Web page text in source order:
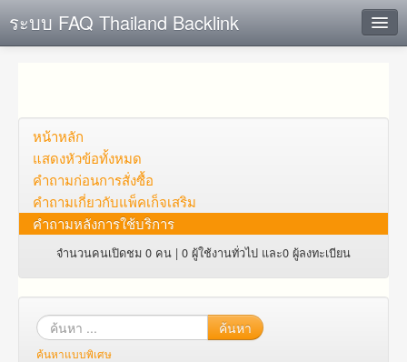
ระบบ FAQ Thailand Backlink
ตั้งคำถาม
ดูคำถาม
คุณต้องการที่จะลงทะเบียนหรือไม่?
Login
หน้าหลัก
แสดงหัวข้อทั้งหมด
คำถาม​ก่อน​การ​สั่งซื้อ​
คำถาม​เกี่ยว​กับ​แพ็คเก็จ​เสริม
คำถามหลังการใช้บริการ
จำนวนคนเปิดชม 0 คน | 0 ผู้ใช้งานทั่วไป และ0 ผู้ลงทะเบียน
ค้นหา
ค้นหาแบบพิเศษ